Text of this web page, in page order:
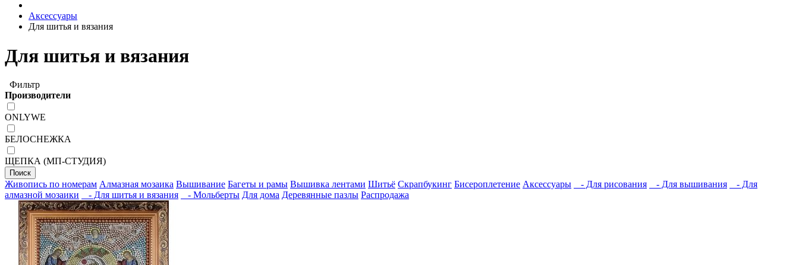
Аксессуары
Для шитья и вязания
Для шитья и вязания
Фильтр
Производители
ONLYWE
БЕЛОСНЕЖКА
ЩЕПКА (МП-СТУДИЯ)
Поиск
Живопись по номерам Алмазная мозаика Вышивание Багеты и рамы Вышивка лентами Шитьё Скрапбукинг Бисероплетение Аксессуары - Для рисования - Для вышивания
- Для
алмазной мозаики
- Для шитья и вязания - Мольберты Для дома Деревянные пазлы Распродажа